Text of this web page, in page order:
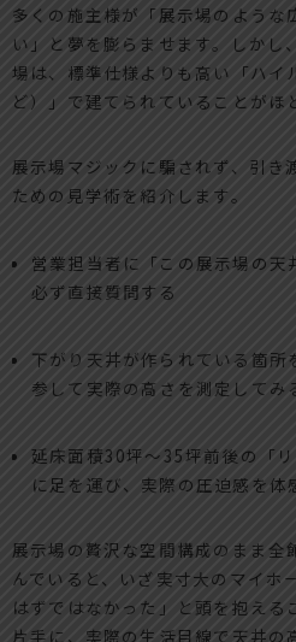
多くの施主様が「展示場のような
い」と夢を膨らませます。しかし
場は、標準仕様よりも高い「ハイ
ど）」で建てられていることがほ
展示場マジックに騙されず、引き
ための見学術を紹介します。
営業担当者に「この展示場の天
必ず直接質問する
下がり天井が作られている箇所
参して実際の高さを測定してみ
延床面積30坪〜35坪前後の「
に足を運び、実際の圧迫感を体
展示場の贅沢な空間構成のまま全
んでいると、いざ実寸大のマイホ
はずではなかった」と頭を抱える
片手に、実際の生活目線で天井の